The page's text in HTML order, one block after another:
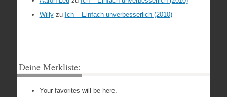
Willyzu Ich – Einfach unverbesserlich (2010)
Deine Merkliste:
Your favorites will be here.